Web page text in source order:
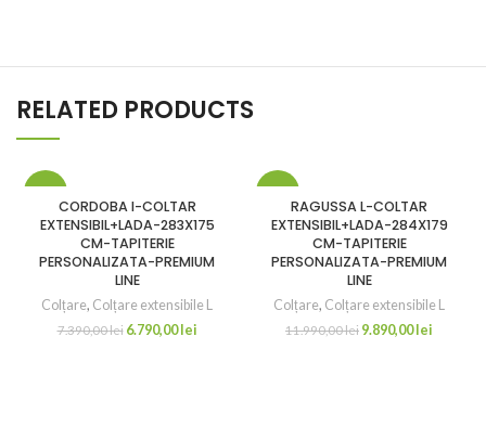
RELATED PRODUCTS
CORDOBA I-COLTAR
EXTENSIBIL+LADA-283X175
CM-TAPITERIE
PERSONALIZATA-PREMIUM
LINE
Colțare, Colțare extensibile L
7.390,00lei 6.790,00 lei
RAGUSSA L-COLTAR
EXTENSIBIL+LADA-284X179
CM-TAPITERIE
PERSONALIZATA-PREMIUM
LINE
Colțare, Colțare extensibile L
11.990,00lei 9.890,00 lei